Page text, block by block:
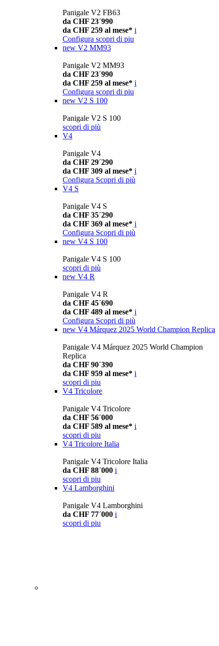
Panigale V2 FB63
da CHF 23´990
da CHF 259 al mese* i
Configura scopri di piu
new V2 MM93
Panigale V2 MM93
da CHF 23´990
da CHF 259 al mese* i
Configura scopri di piu
new V2 S 100
Panigale V2 S 100
scopri di più
V4
Panigale V4
da CHF 29´290
da CHF 309 al mese* i
Configura Scopri di più
V4 S
Panigale V4 S
da CHF 35´290
da CHF 369 al mese* i
Configura Scopri di più
new V4 S 100
Panigale V4 S 100
scopri di più
new V4 R
Panigale V4 R
da CHF 45´690
da CHF 489 al mese* i
Configura Scopri di più
new V4 Márquez 2025 World Champion Replica
Panigale V4 Márquez 2025 World Champion
Replica
da CHF 90´390
da CHF 959 al mese* i
scopri di piu
V4 Tricolore
Panigale V4 Tricolore
da CHF 56´000
da CHF 589 al mese* i
scopri di piu
V4 Tricolore Italia
Panigale V4 Tricolore Italia
da CHF 88´000 i
scopri di piu
V4 Lamborghini
Panigale V4 Lamborghini
da CHF 77´000 i
scopri di piu